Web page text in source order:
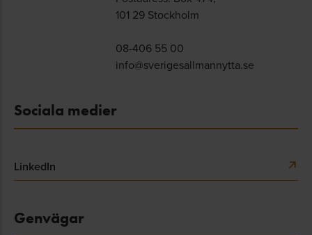
101 29 Stockholm
08-406 55 00
info@sverigesallmannytta.se
Sociala medier
LinkedIn
Genvägar